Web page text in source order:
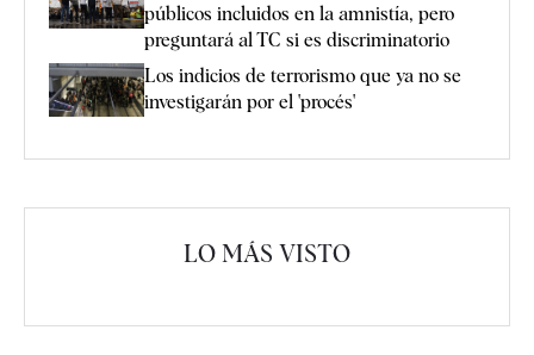
públicos incluidos en la amnistía, pero
preguntará al TC si es discriminatorio
Los indicios de terrorismo que ya no se
investigarán por el 'procés'
LO MÁS VISTO